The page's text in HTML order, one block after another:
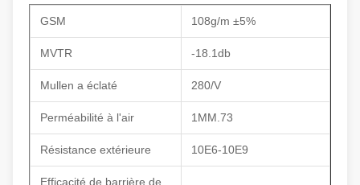
GSM 108g/m ±5%
MVTR -18.1db
Mullen a éclaté 280/V
Perméabilité à l'air 1MM.73
Résistance extérieure 10E6-10E9
Efficacité de barrière de